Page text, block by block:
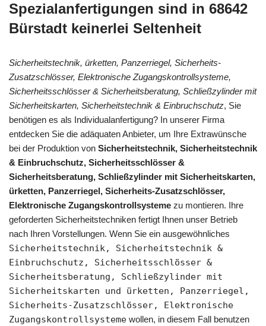
Spezialanfertigungen sind in 68642
Bürstadt keinerlei Seltenheit
Sicherheitstechnik, ürketten, Panzerriegel, Sicherheits-
Zusatzschlösser, Elektronische Zugangskontrollsysteme,
Sicherheitsschlösser & Sicherheitsberatung, Schließzylinder mit
Sicherheitskarten, Sicherheitstechnik & Einbruchschutz, Sie
benötigen es als Individualanfertigung? In unserer Firma
entdecken Sie die adäquaten Anbieter, um Ihre Extrawünsche
bei der Produktion von Sicherheitstechnik, Sicherheitstechnik
& Einbruchschutz, Sicherheitsschlösser &
Sicherheitsberatung, Schließzylinder mit Sicherheitskarten,
ürketten, Panzerriegel, Sicherheits-Zusatzschlösser,
Elektronische Zugangskontrollsysteme zu montieren. Ihre
geforderten Sicherheitstechniken fertigt Ihnen unser Betrieb
nach Ihren Vorstellungen. Wenn Sie ein ausgewöhnliches
Sicherheitstechnik, Sicherheitstechnik &
Einbruchschutz, Sicherheitsschlösser &
Sicherheitsberatung, Schließzylinder mit
Sicherheitskarten und ürketten, Panzerriegel,
Sicherheits-Zusatzschlösser, Elektronische
Zugangskontrollsysteme wollen, in diesem Fall benutzen